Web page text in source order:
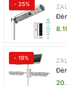
- 25%
- 19%